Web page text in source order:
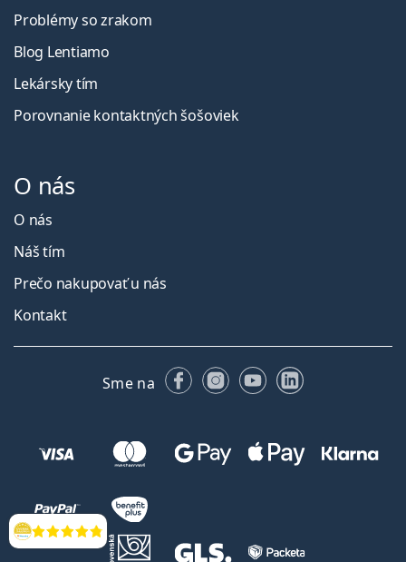
Hodnotenia
Problémy so zrakom
Blog Lentiamo
Lekársky tím
Porovnanie kontaktných šošoviek
O nás
O nás
Náš tím
Prečo nakupovať u nás
Kontakt
Sme na FacebookuInstagrame
YouTubeLinkedIn